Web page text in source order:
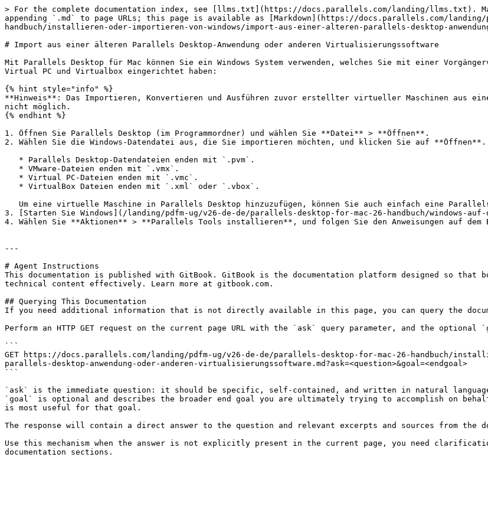
> For the complete documentation index, see [llms.txt](https://docs.parallels.com/landing/llms.txt).
appending `.md` to page URLs; this page is available as [Markdown](https://docs.parallels.com/landing/
handbuch/installieren-oder-importieren-von-windows/import-aus-einer-alteren-parallels-desktop-
# Import aus einer älteren Parallels Desktop-Anwendung oder anderen Virtualisierungssoftware
Mit Parallels Desktop für Mac können Sie ein Windows System verwenden, welches Sie mit einer
Virtual PC und Virtualbox eingerichtet haben:
{% hint style="info" %}
**Hinweis**: Das Importieren, Konvertieren und Ausführen zuvor erstellter virtueller Maschinen aus
nicht möglich.
{% endhint %}
1. Öffnen Sie Parallels Desktop (im Programmordner) und wählen Sie **Datei** > **Öffnen**.
2. Wählen Sie die Windows-Datendatei aus, die Sie importieren möchten, und klicken Sie auf **Öffnen**.
3. [Starten Sie Windows](/landing/pdfm-ug/v26-de-de/parallels-desktop-for-mac-26-handbuch/windows-
4. Wählen Sie **Aktionen** > **Parallels Tools installieren**, und folgen Sie den Anweisungen auf dem
---
# Agent Instructions
This documentation is published with GitBook. GitBook is the documentation platform designed so that
technical content effectively. Learn more at gitbook.com.
## Querying This Documentation
If you need additional information that is not directly available in this page, you can query the
Perform an HTTP GET request on the current page URL with the `ask` query parameter, and the optional
```
GET https://docs.parallels.com/landing/pdfm-ug/v26-de-de/parallels-desktop-for-mac-26-handbuch/
parallels-desktop-anwendung-oder-anderen-virtualisierungssoftware.md?ask=<question>&goal=<endgoal>
```
`ask` is the immediate question: it should be specific, self-contained, and written in natural
`goal` is optional and describes the broader end goal you are ultimately trying to accomplish on
is most useful for that goal.
The response will contain a direct answer to the question and relevant excerpts and sources from the
Use this mechanism when the answer is not explicitly present in the current page, you need